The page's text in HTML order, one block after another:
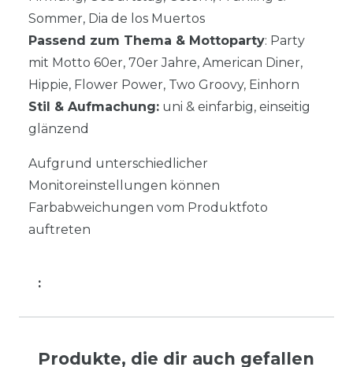
Sommer, Dia de los Muertos
Passend zum Thema & Mottoparty: Party
mit Motto 60er, 70er Jahre, American Diner,
Hippie, Flower Power, Two Groovy, Einhorn
Stil & Aufmachung: uni & einfarbig, einseitig
glänzend
Aufgrund unterschiedlicher
Monitoreinstellungen können
Farbabweichungen vom Produktfoto
auftreten
:
Produkte, die dir auch gefallen